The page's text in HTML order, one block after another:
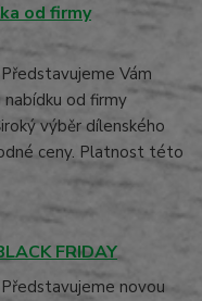
od firmy
Představujeme Vám
od firmy
výběr dílenského
ceny. Platnost této
FRIDAY
Představujeme novou